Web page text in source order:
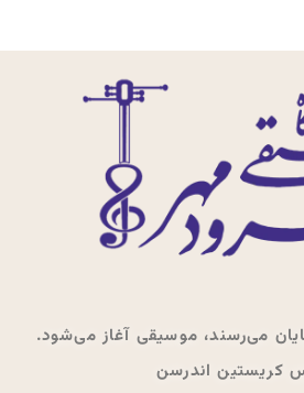
می‌رسند، موسیقی آغاز می‌شود.
کریستین اندرسن